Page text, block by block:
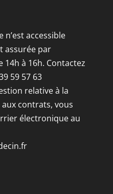
accessible
assurée par
à 16h. Contactez
59 57 63
relative à la
contrats, vous
électronique au